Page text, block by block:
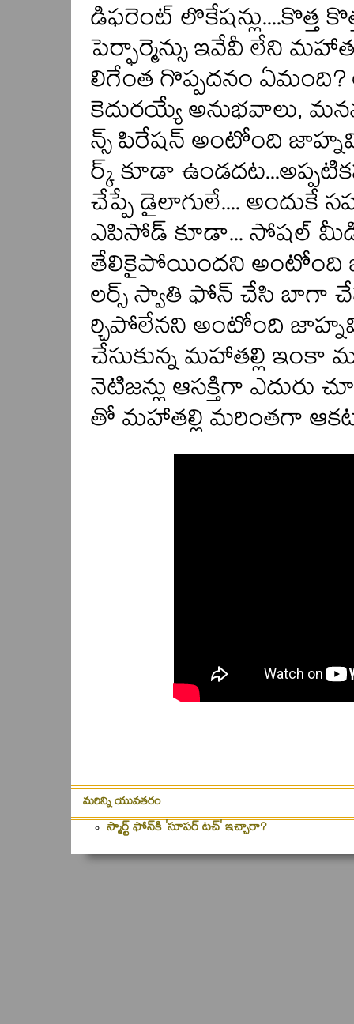
డిఫరెంట్ లొకేషన్లు....కొత్త
పెర్ఫార్మెన్సు ఇవేవీ లేని
లిగేంత గొప్పదనం
కెదురయ్యే అనుభవాలు,
న్స్ పిరేషన్ అంటోంది
ర్క్ కూడా
చేప్పే డైలాగులే....
ఎపిసోడ్ కూడా... సోషల్
తేలికైపోయిందని అంటోంది
లర్స్ స్వాతి ఫోన్ చేసి బాగా
ర్చిపోలేనని అంటోంది
చేసుకున్న మహాతల్లి ఇంకా
నెటిజన్లు ఆసక్తిగా ఎదురు
తో మహాతల్లి మరింతగా
మరిన్ని యువతరం
స్మార్ట్‌ ఫోన్‌కి 'సూపర్‌ టచ్‌' ఇచ్చారా?